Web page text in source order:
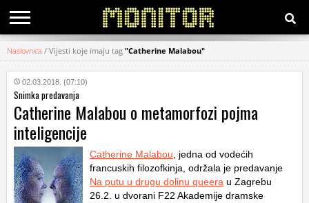
KATEGORIJE
HRVATSKI
WEB
Naslovnica / Vijesti koje imaju tag "Catherine Malabou"
02.03.2018. (07:10)
Snimka predavanja
Catherine Malabou o metamorfozi pojma
inteligencije
Catherine Malabou , jedna od vodećih
francuskih filozofkinja, održala je predavanje
Na putu u drugu dolinu queera u Zagrebu
26.2. u dvorani F22 Akademije dramske